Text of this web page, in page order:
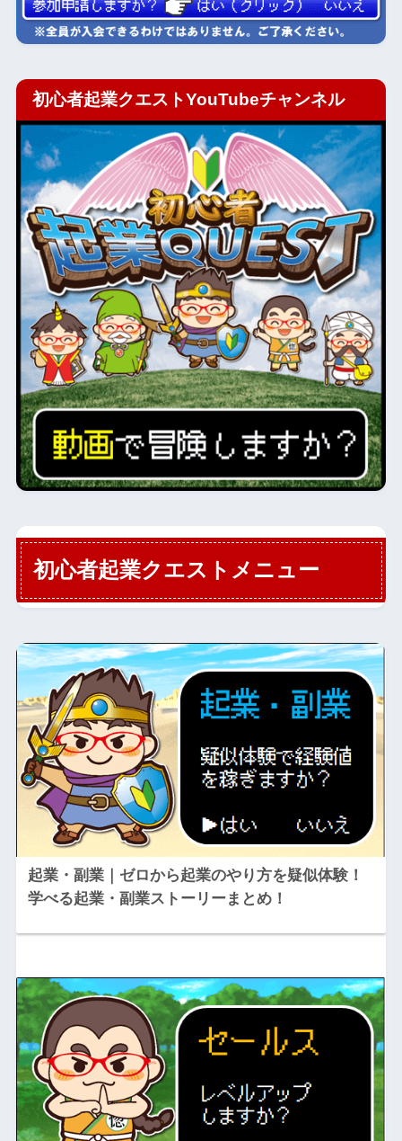
初心者起業クエストYouTubeチャンネル
初心者起業クエストメニュー
起業・副業｜ゼロから起業のやり方を疑似体験！
学べる起業・副業ストーリーまとめ！